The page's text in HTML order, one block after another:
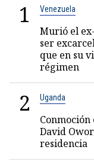
1 Venezuela
Murió el
ser
que en su
régimen
2 Uganda
David
residencia